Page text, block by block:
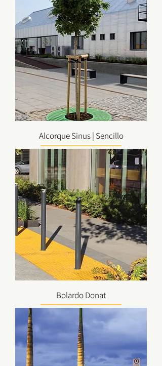
Alcorque Sinus | Sencillo
Bolardo Donat